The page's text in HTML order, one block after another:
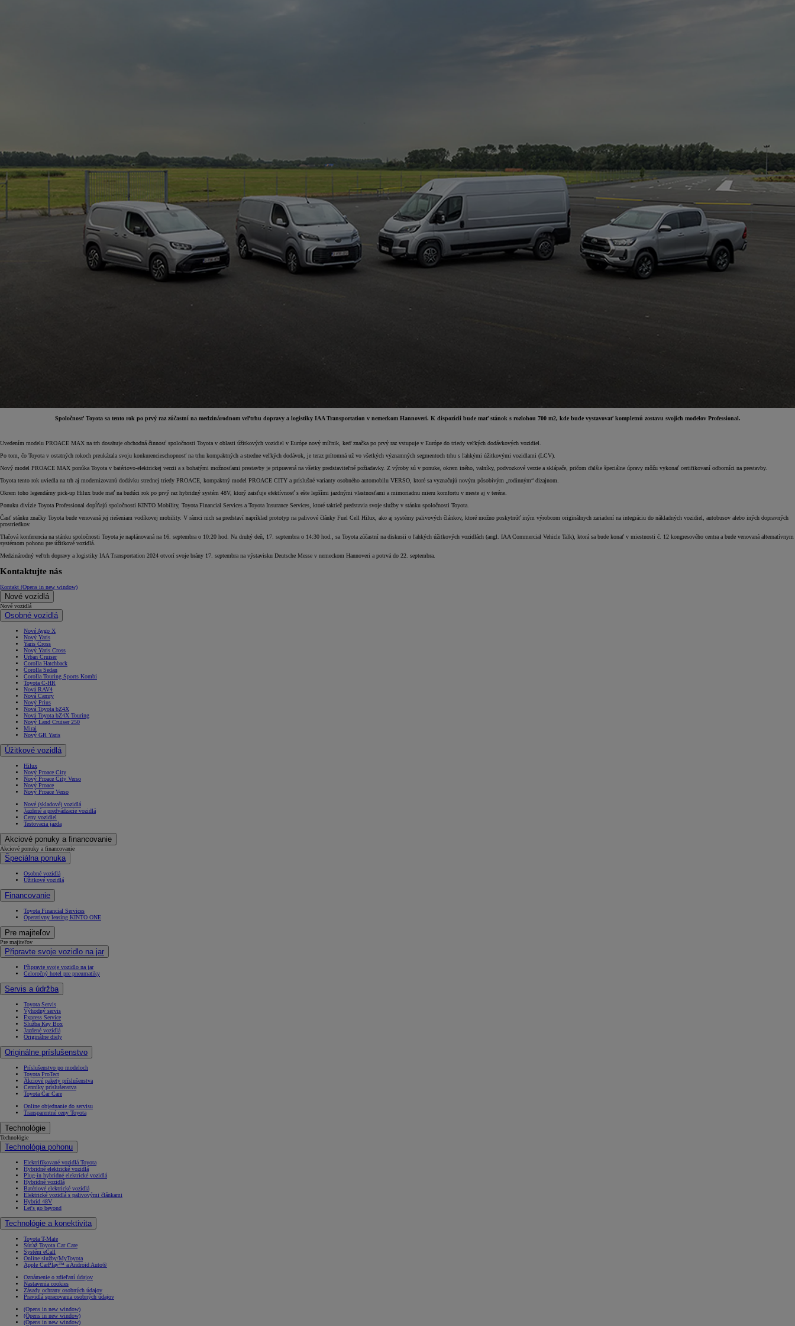
s DPH
vr. zvýhodnenia1 000 €
a bonusu za výkup500 €
Nový Yaris Cross
HYBRID
Spoločnosť Toyota sa tento rok po prvý raz zúčastní na medzinárodnom veľtrhu dopravy a logistiky IAA Transportation v nemeckom Hannoveri. K dispozícii bude mať stánok s rozlohou 700 m2, kde bude vystavovať kompletnú zostavu svojich modelov Professional.
Uvedením modelu PROACE MAX na trh dosahuje obchodná činnosť spoločnosti Toyota v oblasti úžitkových vozidiel v Európe nový míľnik, keď značka po prvý raz vstupuje v Európe do triedy veľkých dodávkových vozidiel.
Po tom, čo Toyota v ostatných rokoch preukázala svoju konkurencieschopnosť na trhu kompaktných a stredne veľkých dodávok, je teraz prítomná už vo všetkých významných segmentoch trhu s ľahkými úžitkovými vozidlami (LCV).
Nový model PROACE MAX ponúka Toyota v batériovo-elektrickej verzii a s bohatými možnosťami prestavby je pripravená na všetky predstaviteľné požiadavky. Z výroby sú v ponuke, okrem iného, valníky, podvozkové verzie a sklápače, pričom ďalšie špeciálne úpravy môžu vykonať certifikovaní odborníci na prestavby.
Toyota tento rok uviedla na trh aj modernizovanú dodávku strednej triedy PROACE, kompaktný model PROACE CITY a príslušné varianty osobného automobilu VERSO, ktoré sa vyznačujú novým pôsobivým „rodinným“ dizajnom.
Okrem toho legendárny pick-up Hilux bude mať na budúci rok po prvý raz hybridný systém 48V, ktorý zaisťuje efektívnosť s ešte lepšími jazdnými vlastnosťami a mimoriadnu mieru komfortu v meste aj v teréne.
Ponuku divízie Toyota Professional dopĺňajú spoločnosti KINTO Mobility, Toyota Financial Services a Toyota Insurance Services, ktoré taktiež predstavia svoje služby v stánku spoločnosti Toyota.
Časť stánku značky Toyota bude venovaná jej riešeniam vodíkovej mobility. V rámci nich sa predstaví napríklad prototyp na palivové články Fuel Cell Hilux, ako aj systémy palivových článkov, ktoré možno poskytnúť iným výrobcom originálnych zariadení na integráciu do nákladných vozidiel, autobusov alebo iných dopravných
prostriedkov.
Tlačová konferencia na stánku spoločnosti Toyota je naplánovaná na 16. septembra o 10:20 hod. Na druhý deň, 17. septembra o 14:30 hod., sa Toyota zúčastní na diskusii o ľahkých úžitkových vozidlách (angl. IAA Commercial Vehicle Talk), ktorá sa bude konať v miestnosti č. 12 kongresového centra a bude venovaná alternatívnym
systémom pohonu pre úžitkové vozidlá.
Medzinárodný veľtrh dopravy a logistiky IAA Transportation 2024 otvorí svoje brány 17. septembra na výstavisku Deutsche Messe v nemeckom Hannoveri a potrvá do 22. septembra.
Kontaktujte nás
Kontakt (Opens in new window)
Nové vozidlá
Nové vozidlá
Osobné vozidlá
Nové Aygo X
Nový Yaris
Yaris Cross
Nový Yaris Cross
Urban Cruiser
Corolla Hatchback
Corolla Sedan
Corolla Touring Sports Kombi
Toyota C-HR
Nová RAV4
Nová Camry
Nový Prius
Nová Toyota bZ4X
Nová Toyota bZ4X Touring
Nový Land Cruiser 250
Mirai
Nový GR Yaris
Úžitkové vozidlá
Hilux
Nový Proace City
Nový Proace City Verso
Nový Proace
Nový Proace Verso
Nové (skladové) vozidlá
Jazdené a predvádzacie vozidlá
Ceny vozidiel
Testovacia jazda
Akciové ponuky a financovanie
Akciové ponuky a financovanie
Špeciálna ponuka
Osobné vozidlá
Úžitkové vozidlá
Financovanie
Toyota Financial Services
Operatívny leasing KINTO ONE
Pre majiteľov
Pre majiteľov
Připravte svoje vozidlo na jar
Připravte svoje vozidlo na jar
Celoročný hotel pre pneumatiky
Servis a údržba
Toyota Servis
Výhodný servis
Express Service
Služba Key Box
Jazdené vozidlá
Originálne diely
Originálne príslušenstvo
Príslušenstvo po modeloch
Toyota ProTect
Akciové pakety príslušenstva
Cenníky príslušenstva
Toyota Car Care
Online objednanie do servisu
Transparentné ceny Toyota
Technológie
Technológie
Technológia pohonu
Elektrifikované vozidlá Toyota
Hybridné elektrické vozidlá
Plug-in hybridné elektrické vozidlá
Hybridné vozidlá
Batériové elektrické vozidlá
Elektrické vozidlá s palivovými článkami
Hybrid 48V
Let's go beyond
Technológie a konektivita
Toyota T-Mate
Súťaž Toyota Car Care
Systém eCall
Online služby/MyToyota
Apple CarPlay™ a Android Auto®
Oznámenie o zdieľaní údajov
Nastavenia cookies
Zásady ochrany osobných údajov
Pravidlá spracovania osobných údajov
(Opens in new window)
(Opens in new window)
(Opens in new window)